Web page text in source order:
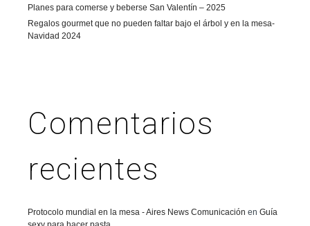
Planes para comerse y beberse San Valentín – 2025
Regalos gourmet que no pueden faltar bajo el árbol y en la mesa-
Navidad 2024
Comentarios
recientes
Protocolo mundial en la mesa - Aires News Comunicación en Guía